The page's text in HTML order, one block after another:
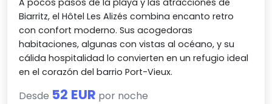
Biarritz, el Hôtel Les Alizés combina encanto retro
con confort moderno. Sus acogedoras
habitaciones, algunas con vistas al océano, y su
cálida hospitalidad lo convierten en un refugio ideal
en el corazón del barrio Port-Vieux.
Desde 52 EUR por noche